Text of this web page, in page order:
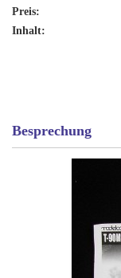
Preis:
Inhalt:
Besprechung